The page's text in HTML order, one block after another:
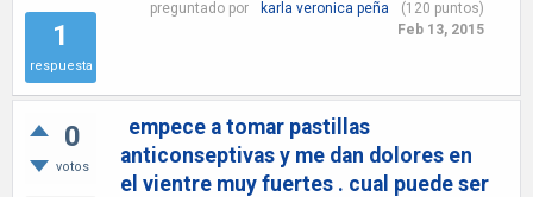
1
respuesta
preguntado por karla veronica peña (120 puntos)
Feb 13, 2015
0
votos
empece a tomar pastillas
anticonseptivas y me dan dolores en
el vientre muy fuertes . cual puede ser